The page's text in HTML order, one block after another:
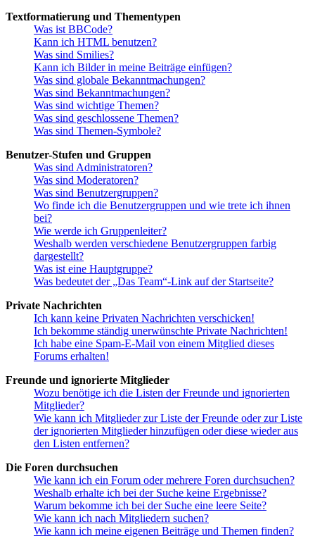
Textformatierung und Thementypen
Was ist BBCode?
Kann ich HTML benutzen?
Was sind Smilies?
Kann ich Bilder in meine Beiträge einfügen?
Was sind globale Bekanntmachungen?
Was sind Bekanntmachungen?
Was sind wichtige Themen?
Was sind geschlossene Themen?
Was sind Themen-Symbole?
Benutzer-Stufen und Gruppen
Was sind Administratoren?
Was sind Moderatoren?
Was sind Benutzergruppen?
Wo finde ich die Benutzergruppen und wie trete ich ihnen
bei?
Wie werde ich Gruppenleiter?
Weshalb werden verschiedene Benutzergruppen farbig
dargestellt?
Was ist eine Hauptgruppe?
Was bedeutet der „Das Team“-Link auf der Startseite?
Private Nachrichten
Ich kann keine Privaten Nachrichten verschicken!
Ich bekomme ständig unerwünschte Private Nachrichten!
Ich habe eine Spam-E-Mail von einem Mitglied dieses
Forums erhalten!
Freunde und ignorierte Mitglieder
Wozu benötige ich die Listen der Freunde und ignorierten
Mitglieder?
Wie kann ich Mitglieder zur Liste der Freunde oder zur Liste
der ignorierten Mitglieder hinzufügen oder diese wieder aus
den Listen entfernen?
Die Foren durchsuchen
Wie kann ich ein Forum oder mehrere Foren durchsuchen?
Weshalb erhalte ich bei der Suche keine Ergebnisse?
Warum bekomme ich bei der Suche eine leere Seite?
Wie kann ich nach Mitgliedern suchen?
Wie kann ich meine eigenen Beiträge und Themen finden?